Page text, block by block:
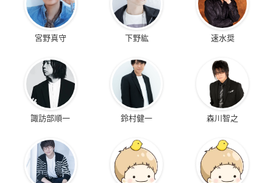
宮野真守 下野紘 速水奨
諏訪部順一 鈴村健一 森川智之